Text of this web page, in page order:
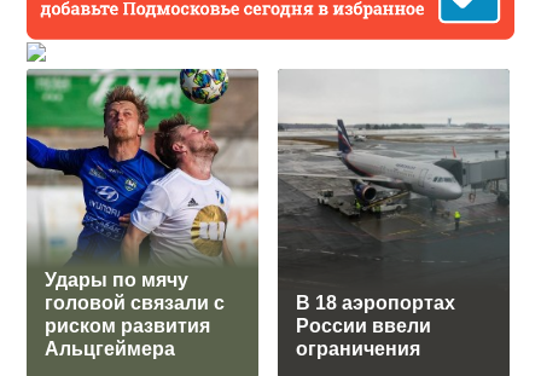
Удары по мячу
головой связали с
риском развития
Альцгеймера
В 18 аэропортах
России ввели
ограничения